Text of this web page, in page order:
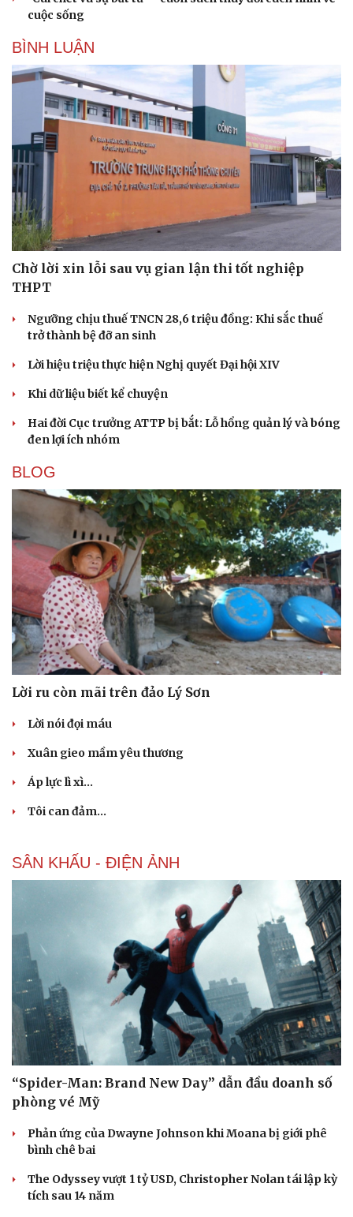
Du lịch
Tư vấn
check-in
Podcast
cuộc sống
BÌNH LUẬN
Chờ lời xin lỗi sau vụ gian lận thi tốt nghiệp
THPT
Ngưỡng chịu thuế TNCN 28,6 triệu đồng: Khi sắc thuế
trở thành bệ đỡ an sinh
Lời hiệu triệu thực hiện Nghị quyết Đại hội XIV
Khi dữ liệu biết kể chuyện
Hai đời Cục trưởng ATTP bị bắt: Lỗ hổng quản lý và bóng
đen lợi ích nhóm
BLOG
Lời ru còn mãi trên đảo Lý Sơn
Lời nói đọi máu
Xuân gieo mầm yêu thương
Áp lực lì xì...
Tôi can đảm...
SÂN KHẤU - ĐIỆN ẢNH
“Spider-Man: Brand New Day” dẫn đầu doanh số
phòng vé Mỹ
Phản ứng của Dwayne Johnson khi Moana bị giới phê
bình chê bai
The Odyssey vượt 1 tỷ USD, Christopher Nolan tái lập kỳ
tích sau 14 năm